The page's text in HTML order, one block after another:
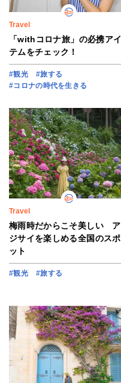
Travel
「withコロナ旅」の必携アイ
テムをチェック！
#観光
#旅する
#コロナの時代を生きる
Travel
梅雨時だからこそ美しい ア
ジサイを楽しめる全国のスポ
ット
#観光 #旅する